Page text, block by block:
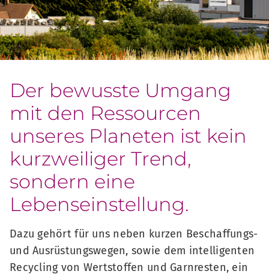
Der bewusste Umgang
mit den Ressourcen
unseres Planeten ist kein
kurzweiliger Trend,
sondern eine
Lebenseinstellung.
Dazu gehört für uns neben kurzen Beschaffungs-
und Ausrüstungswegen, sowie dem intelligenten
Recycling von Wertstoffen und Garnresten, ein